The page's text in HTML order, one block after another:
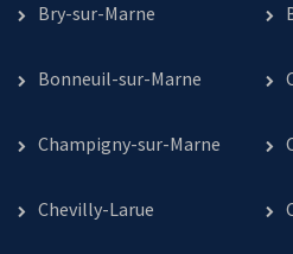
Bry-sur-Marne
Bonneuil-sur-Marne
Champigny-sur-Marne
Chevilly-Larue